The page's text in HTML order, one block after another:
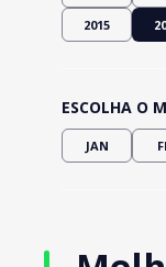
2015
ESCOLHA O
JAN